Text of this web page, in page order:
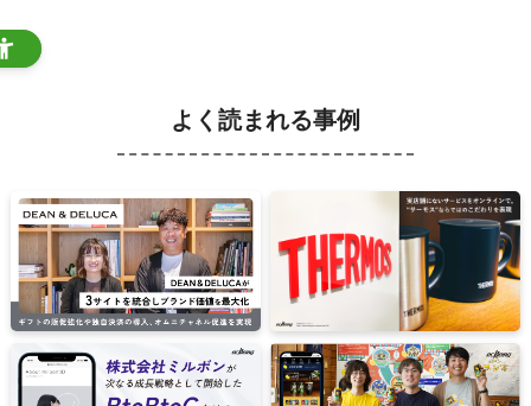
よく読まれる事例